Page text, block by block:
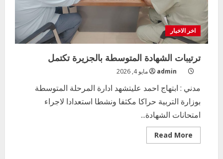
اخر الاخبار
ترتيبات الشهادة المتوسطة بالجزيرة تكتمل
admin مايو 4, 2026
مدني : ابتهاج احمد عليتشهد ادارة المرحلة المتوسطة
بوزارة التربية حراكا مكثفا ونشطا استعدادا لاجراء
امتحانات الشهادة...
Read More
more